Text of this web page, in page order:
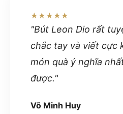
★★★★★
"Bút Leon Dio rất
chắc tay và viết cực
món quà ý nghĩa
được."
Võ Minh Huy